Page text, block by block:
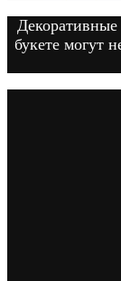
букете могут